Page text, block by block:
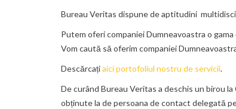
Bureau Veritas dispune de aptitudini
Putem oferi companiei Dumneavoastra o
Vom caută să oferim companiei
Descărcațiaici portofoliul nostru de servicii.
De curând Bureau Veritas a deschis un birou
obținute la de persoana de contact delegată